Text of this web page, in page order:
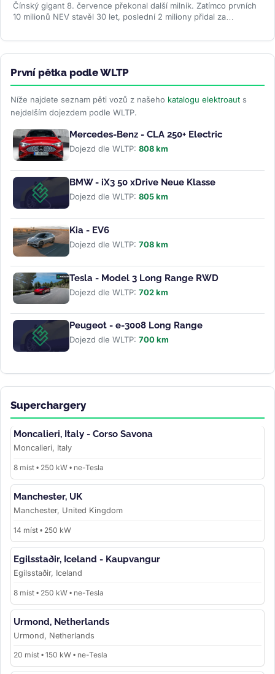
Čínský gigant 8. července překonal další milník. Zatímco prvních
10 milionů NEV stavěl 30 let, poslední 2 miliony přidal za
První pětka podle WLTP
Níže najdete seznam pěti vozů z našeho katalogu elektroaut s
nejdelším dojezdem podle WLTP.
Mercedes-Benz - CLA 250+ Electric
Dojezd dle WLTP: 808 km
BMW - iX3 50 xDrive Neue Klasse
Dojezd dle WLTP: 805 km
Kia - EV6
Dojezd dle WLTP: 708 km
Tesla - Model 3 Long Range RWD
Dojezd dle WLTP: 702 km
Peugeot - e-3008 Long Range
Dojezd dle WLTP: 700 km
Superchargery
Moncalieri, Italy - Corso Savona
Moncalieri, Italy
8 míst • 250 kW • ne-Tesla
Manchester, UK
Manchester, United Kingdom
14 míst • 250 kW
Egilsstaðir, Iceland - Kaupvangur
Egilsstaðir, Iceland
8 míst • 250 kW • ne-Tesla
Urmond, Netherlands
Urmond, Netherlands
20 míst • 150 kW • ne-Tesla